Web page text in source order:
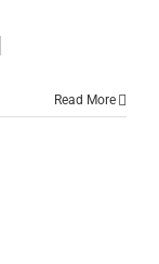
Read More